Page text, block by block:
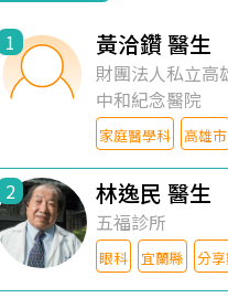
1 黃洽鑽 醫生
財團法人私立高
中和紀念醫院
家庭醫學科 高雄市
2 林逸民 醫生
五福診所
眼科 宜蘭縣 分